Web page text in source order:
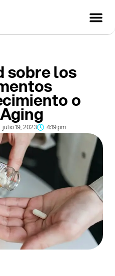
sobre los
o
julio 19, 2023 4:19 pm